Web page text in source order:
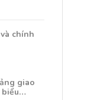
chính
giao
biểu…